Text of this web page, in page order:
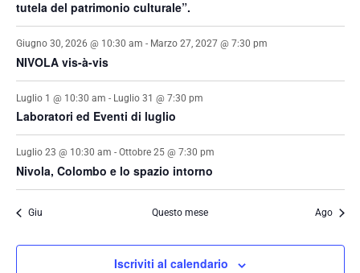
tutela del patrimonio culturale”.
Giugno 30, 2026 @ 10:30 am - Marzo 27, 2027 @ 7:30 pm
NIVOLA vis-à-vis
Luglio 1 @ 10:30 am - Luglio 31 @ 7:30 pm
Laboratori ed Eventi di luglio
Luglio 23 @ 10:30 am - Ottobre 25 @ 7:30 pm
Nivola, Colombo e lo spazio intorno
Giu Questo mese Ago
Iscriviti al calendario